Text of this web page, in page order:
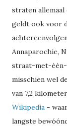
straten
geldt ook voor
Annaparochie,
straat-met-één-
misschien wel de
van 7,2
Wikipedia -
langste